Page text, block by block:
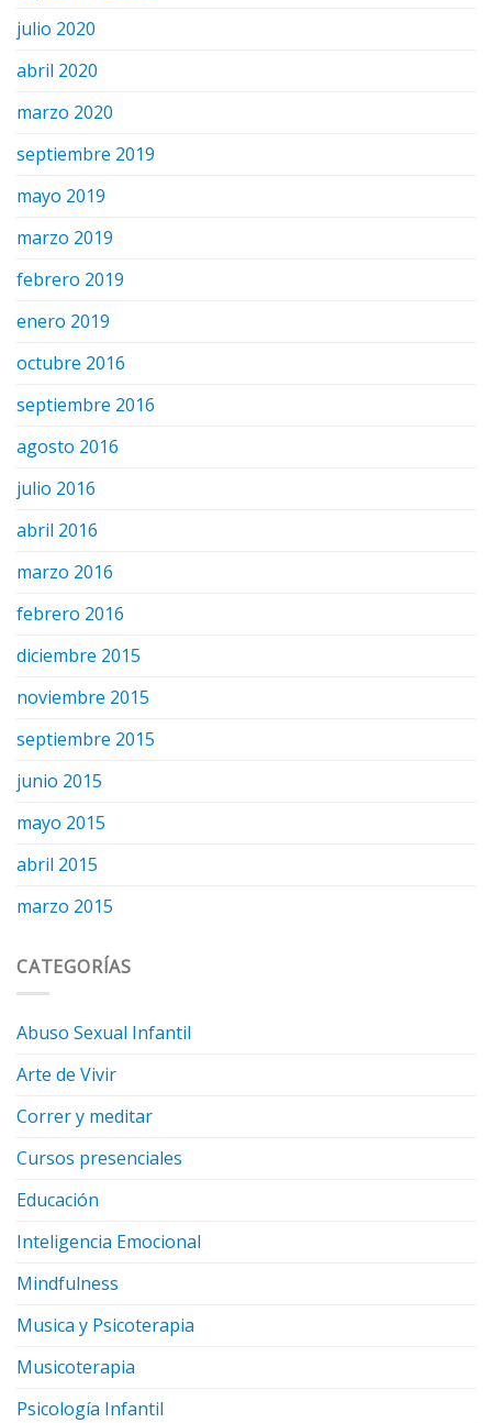
julio 2020
abril 2020
marzo 2020
septiembre 2019
mayo 2019
marzo 2019
febrero 2019
enero 2019
octubre 2016
septiembre 2016
agosto 2016
julio 2016
abril 2016
marzo 2016
febrero 2016
diciembre 2015
noviembre 2015
septiembre 2015
junio 2015
mayo 2015
abril 2015
marzo 2015
CATEGORÍAS
Abuso Sexual Infantil
Arte de Vivir
Correr y meditar
Cursos presenciales
Educación
Inteligencia Emocional
Mindfulness
Musica y Psicoterapia
Musicoterapia
Psicología Infantil